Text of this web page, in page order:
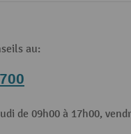
au:
de 09h00 à 17h00,